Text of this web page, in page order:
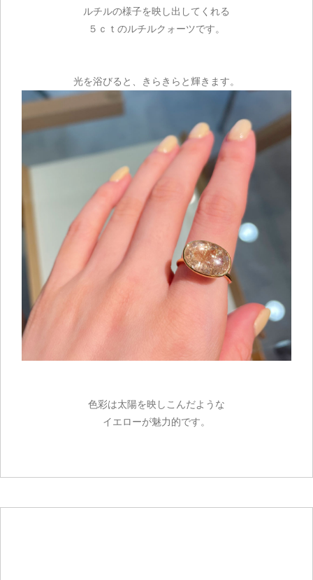
ルチルの様子を映し出してくれる
５ｃｔのルチルクォーツです。
光を浴びると、きらきらと輝きます。
色彩は太陽を映しこんだような
イエローが魅力的です。